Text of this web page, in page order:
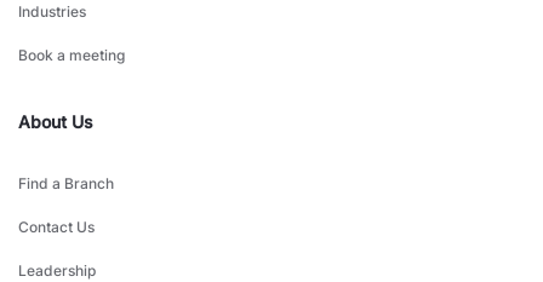
Industries
Book a meeting
About Us
Find a Branch
Contact Us
Leadership